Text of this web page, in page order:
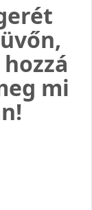
mi